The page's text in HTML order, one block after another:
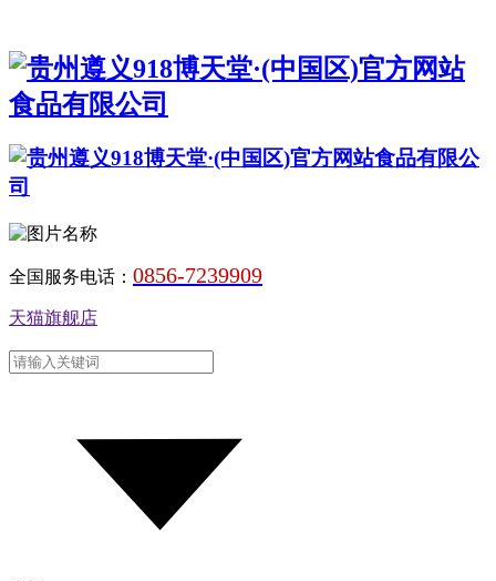
全国服务电话： 0856-7239909
天猫旗舰店